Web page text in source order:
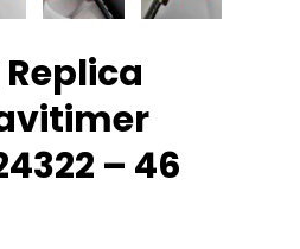
– 46